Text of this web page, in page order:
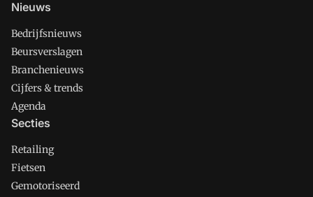
Nieuws
Bedrijfsnieuws
Beursverslagen
Branchenieuws
Cijfers & trends
Agenda
Secties
Retailing
Fietsen
Gemotoriseerd